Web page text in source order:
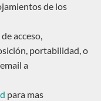
de los
acceso,
portabilidad, o
a
para mas